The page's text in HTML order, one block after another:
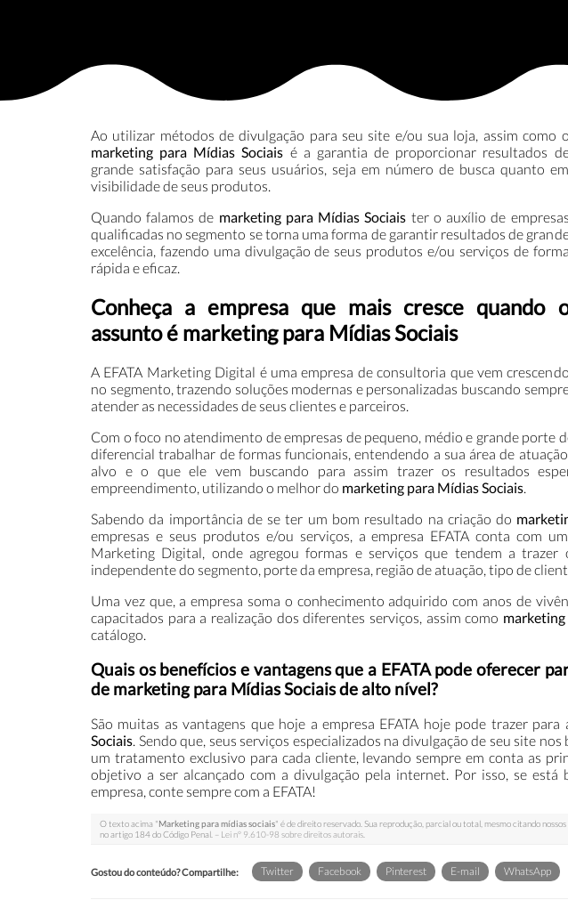
Ao utilizar métodos de divulgação para seu site e/ou sua loja, assim como o
marketing para Mídias Sociais é a garantia de proporcionar resultados
grande satisfação para seus usuários, seja em número de busca quanto em
visibilidade de seus produtos.
Quando falamos de marketing para Mídias Sociais ter o auxílio de empresas
qualificadas no segmento se torna uma forma de garantir resultados de
excelência, fazendo uma divulgação de seus produtos e/ou serviços de forma
rápida e eficaz.
Conheça a empresa que mais cresce quando
assunto é marketing para Mídias Sociais
A EFATA Marketing Digital é uma empresa de consultoria que vem crescendo
no segmento, trazendo soluções modernas e personalizadas buscando
atender as necessidades de seus clientes e parceiros.
Com o foco no atendimento de empresas de pequeno, médio e grande porte
diferencial trabalhar de formas funcionais, entendendo a sua área de
alvo e o que ele vem buscando para assim trazer os resultados
empreendimento, utilizando o melhor do marketing para Mídias Sociais.
Sabendo da importância de se ter um bom resultado na criação do
empresas e seus produtos e/ou serviços, a empresa EFATA conta com
Marketing Digital, onde agregou formas e serviços que tendem a trazer
independente do segmento, porte da empresa, região de atuação, tipo de
Uma vez que, a empresa soma o conhecimento adquirido com anos de
capacitados para a realização dos diferentes serviços, assim como
catálogo.
Quais os benefícios e vantagens que a EFATA pode oferecer
de marketing para Mídias Sociais de alto nível?
São muitas as vantagens que hoje a empresa EFATA hoje pode trazer para
Sociais. Sendo que, seus serviços especializados na divulgação de seu site
um tratamento exclusivo para cada cliente, levando sempre em conta as
objetivo a ser alcançado com a divulgação pela internet. Por isso, se
empresa, conte sempre com a EFATA!
O texto acima "Marketing para mídias sociais" é de direito reservado. Sua reprodução, parcial ou total, mesmo citando
no artigo 184 do Código Penal. – Lei n° 9.610-98 sobre direitos autorais
Gostou do conteúdo? Compartilhe: Twitter Facebook Pinterest E-mail WhatsApp